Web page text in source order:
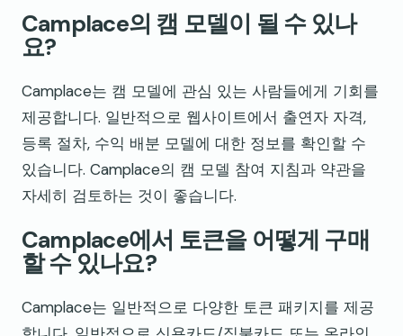
Camplace의 캠 모델이 될 수 있나
요?
Camplace는 캠 모델에 관심 있는 사람들에게 기회를
제공합니다. 일반적으로 웹사이트에서 출연자 자격,
등록 절차, 수익 배분 모델에 대한 정보를 확인할 수
있습니다. Camplace의 캠 모델 참여 지침과 약관을
자세히 검토하는 것이 좋습니다.
Camplace에서 토큰을 어떻게 구매
할 수 있나요?
Camplace는 일반적으로 다양한 토큰 패키지를 제공